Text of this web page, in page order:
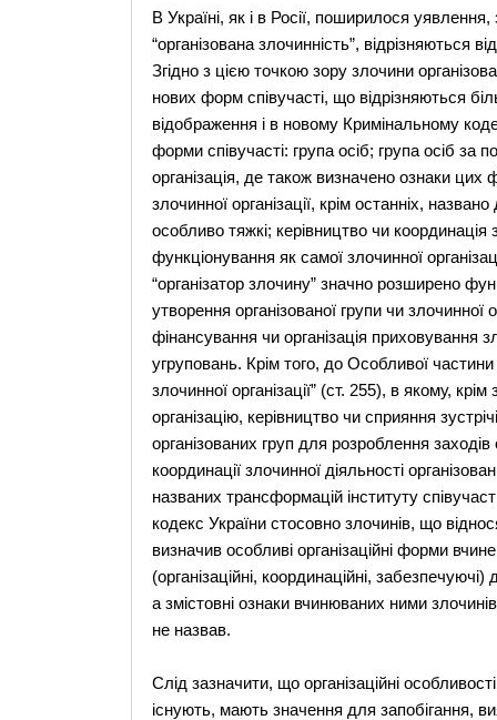
В Україні, як і в Росії, поширилося
“організована злочинність”, відрізняються
Згідно з цією точкою зору злочини
нових форм співучасті, що відрізняються
відображення і в новому Кримінальному
форми співучасті: група осіб; група осіб за
організація, де також визначено ознаки
злочинної організації, крім останніх,
особливо тяжкі; керівництво чи координація
функціонування як самої злочинної
“організатор злочину” значно розширено
утворення організованої групи чи
фінансування чи організація приховування
угруповань. Крім того, до Особливої
злочинної організації” (ст. 255), в якому,
організацію, керівництво чи сприяння
організованих груп для розроблення
координації злочинної діяльності
названих трансформацій інституту
кодекс України стосовно злочинів, що
визначив особливі організаційні форми
(організаційні, координаційні,
а змістовні ознаки вчинюваних ними
не назвав.
Слід зазначити, що організаційні
існують, мають значення для запобігання,